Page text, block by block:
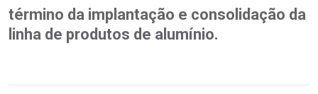
término da implantação e consolidação da
linha de produtos de alumínio.